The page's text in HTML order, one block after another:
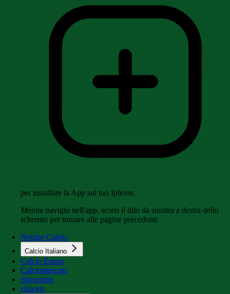
per installare la App sul tuo Iphone.
Mentre navighi nell'app, scorri il dito da sinistra a destra dello
schermo per tornare alle pagine precedenti
Notizie Calcio
Calcio Italiano
Calcio Estero
Calciomercato
Streaming
eSports